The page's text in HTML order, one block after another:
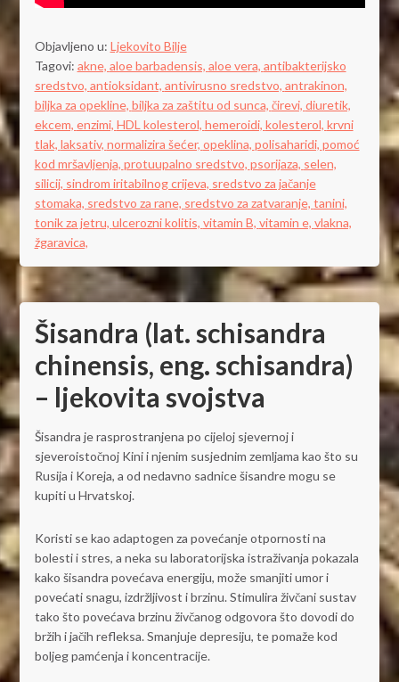
Objavljeno u: Ljekovito Bilje
Tagovi: akne, aloe barbadensis, aloe vera, antibakterijsko
sredstvo, antioksidant, antivirusno sredstvo, antrakinon,
biljka za opekline, biljka za zaštitu od sunca, čirevi, diuretik,
ekcem, enzimi, HDL kolesterol, hemeroidi, kolesterol, krvni
tlak, laksativ, normalizira šećer, opeklina, polisaharidi, pomoć
kod mršavljenja, protuupalno sredstvo, psorijaza, selen,
silicij, sindrom iritabilnog crijeva, sredstvo za jačanje
stomaka, sredstvo za rane, sredstvo za zatvaranje, tanini,
tonik za jetru, ulcerozni kolitis, vitamin B, vitamin e, vlakna,
žgaravica,
Šisandra (lat. schisandra
chinensis, eng. schisandra)
– ljekovita svojstva
Šisandra je rasprostranjena po cijeloj sjevernoj i
sjeveroistočnoj Kini i njenim susjednim zemljama kao što su
Rusija i Koreja, a od nedavno sadnice šisandre mogu se
kupiti u Hrvatskoj.
Koristi se kao adaptogen za povećanje otpornosti na
bolesti i stres, a neka su laboratorijska istraživanja pokazala
kako šisandra povećava energiju, može smanjiti umor i
povećati snagu, izdržljivost i brzinu. Stimulira živčani sustav
tako što povećava brzinu živčanog odgovora što dovodi do
bržih i jačih refleksa. Smanjuje depresiju, te pomaže kod
boljeg pamćenja i koncentracije.